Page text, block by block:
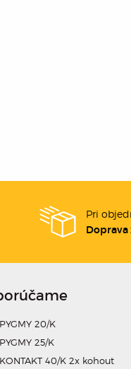
Pri
20/K
25/K
40/K 2x kohout